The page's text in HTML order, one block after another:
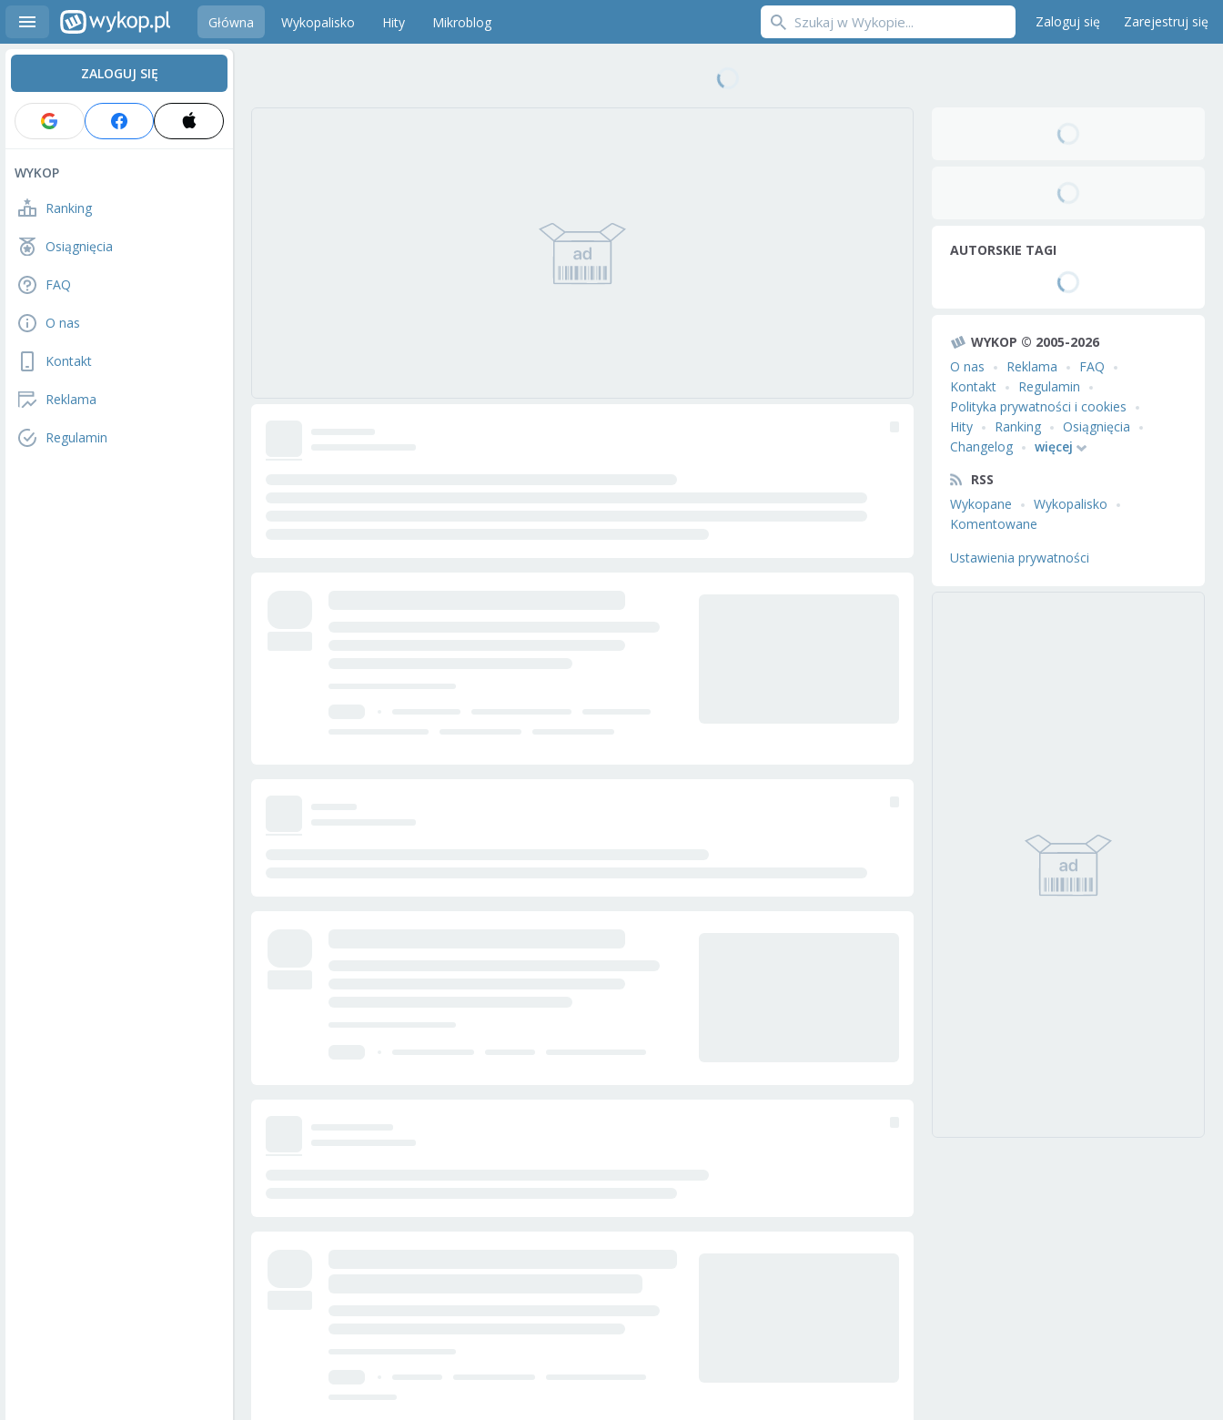
Główna Wykopalisko Hity Mikroblog Zaloguj się Zarejestruj się
ZALOGUJ SIĘ
WYKOP
Ranking
Osiągnięcia
FAQ
O nas
Kontakt
Reklama
Regulamin
AUTORSKIE TAGI
WYKOP © 2005-2026
O nas
Reklama
FAQ
Kontakt
Regulamin
Polityka prywatności i cookies
Hity
Ranking
Osiągnięcia
Changelog
więcej
RSS
Wykopane
Wykopalisko
Komentowane
Ustawienia prywatności